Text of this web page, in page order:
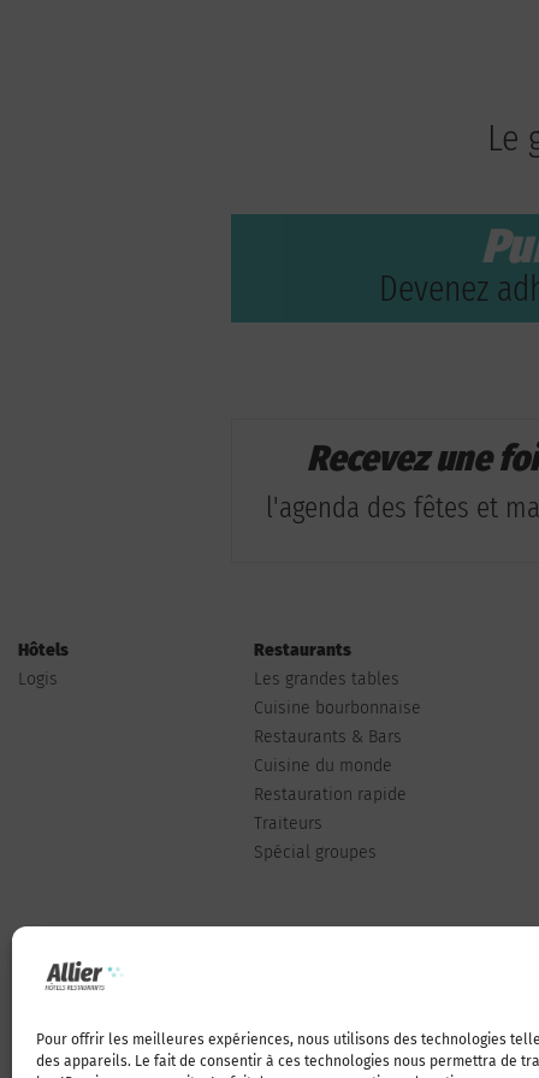
Pour offrir les meilleures expériences, nous utilisons des technologies
des appareils. Le fait de consentir à ces technologies nous permettra de
Le
Devenez
Recevez une
l'agenda des fêtes et
Hôtels
Logis
Restaurants
Les grandes tables
Cuisine bourbonnaise
Restaurants & Bars
Cuisine du monde
Restauration rapide
Traiteurs
Spécial groupes
Qui sommes-nous